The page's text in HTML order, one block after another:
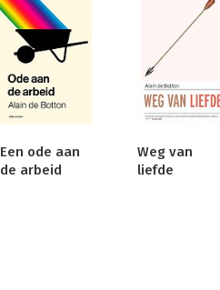
Een ode aan
de arbeid
Weg van
liefde